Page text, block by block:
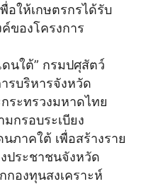
อให้เกษตรกรได้รับ
ของโครงการ
นใต้” กรมปศุสัตว์
รบริหารจังหวัด
ระทรวงมหาดไทย
กรอบระเบียง
ภาคใต้ เพื่อสร้างราย
ประชาชนจังหวัด
องทุนสงเคราะห์